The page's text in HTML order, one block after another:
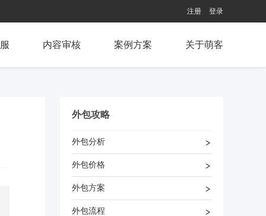
注册 登录
内容审核 案例方案 关于萌客
外包攻略
外包分析
外包价格
外包方案
外包流程